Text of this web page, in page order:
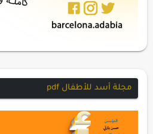
مجلة أسد للأطفال pdf